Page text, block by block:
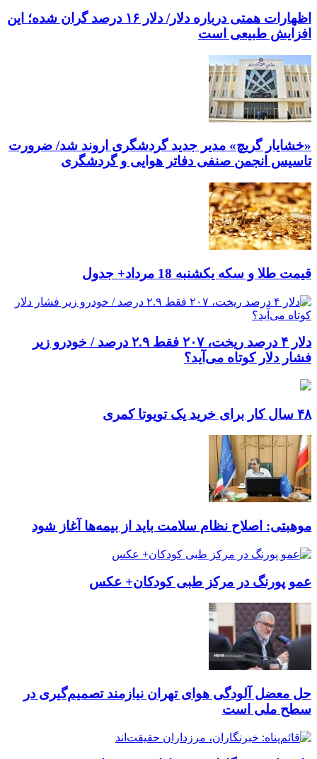
اظهارات همتی درباره دلار/ دلار ۱۶ درصد گران شده؛ این
افزایش طبیعی است
«خشایار گریچ» مدیر جدید گردشگری اروند شد/ ضرورت
تاسیس انجمن صنفی دفاتر هوایی و گردشگری
قیمت طلا و سکه یکشنبه 18 مرداد+ جدول
دلار ۴ درصد ریخت، ۲۰۷ فقط ۲.۹ درصد / خودرو زیر
فشار دلار کوتاه می‌آید؟
۴۸ سال کار برای خرید یک تویوتا کمری
موهبتی: اصلاح نظام سلامت باید از بیمه‌ها آغاز شود
عمو پورنگ در مرکز طبی کودکان+ عکس
حل معضل آلودگی هوای تهران نیازمند تصمیم‌گیری در
سطح ملی است